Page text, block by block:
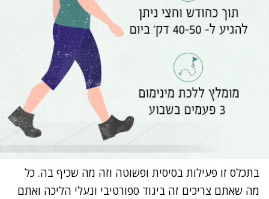
בתכלס זו פעילות בסיסית ופשוטה וזה מה שכיף בה. כל
מה שאתם צריכים זה ביגוד ספורטיבי ונעלי הליכה ואתם